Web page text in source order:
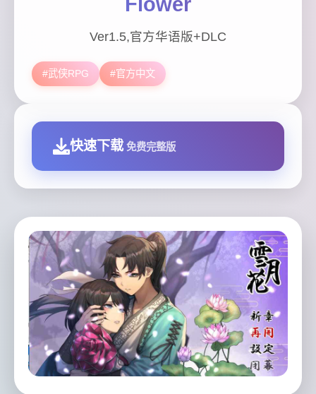
Ver1.5,官方华语版+DLC
#武侠RPG #官方中文
快速下载 免费完整版